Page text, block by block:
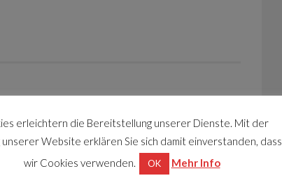
Verkehrsunfall zwischen 2 Fahrzeugen
wurde durch die Feuerwehr
erleichtern die Bereitstellung unserer Dienste. Mit der
unserer Website erklären Sie sich damit einverstanden, dass
wir Cookies verwenden.
OK Mehr Info